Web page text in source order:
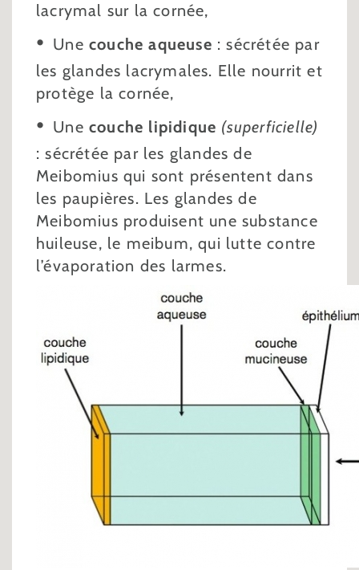
lacrymal sur la cornée,
Unecouche aqueuse : sécrétée par
les glandes lacrymales. Elle nourrit et
protège la cornée,
Unecouche lipidique (superficielle)
: sécrétée par les glandes de
Meibomius qui sont présentent dans
les paupières. Les glandes de
Meibomius produisent une substance
huileuse, le meibum, qui lutte contre
l’évaporation des larmes.